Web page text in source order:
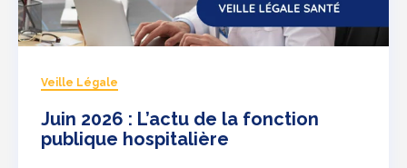
Veille Légale
Juin 2026 : L’actu de la fonction
publique hospitalière